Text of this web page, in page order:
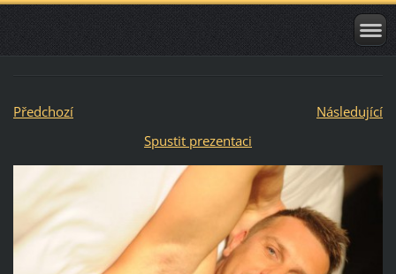
Předchozí
Následující
Spustit prezentaci